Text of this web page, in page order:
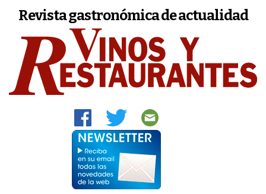
Revista gastronómica de actualidad